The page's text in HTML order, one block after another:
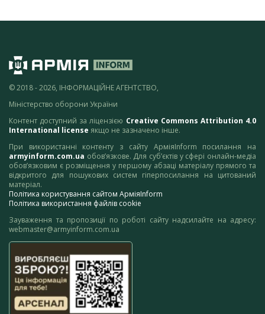
© 2018 - 2026, ІНФОРМАЦІЙНЕ АГЕНТСТВО,
Міністерство оборони України
Контент доступний за ліцензією Creative Commons Attribution 4.0
International license якщо не зазначено інше.
При використанні контенту з сайту АрміяInform посилання на
armyinform.com.ua обов’язкове. Для суб’єктів у сфері онлайн-медіа
обов’язковим є розміщення у першому абзаці матеріалу прямого та
відкритого для пошукових систем гіперпосилання на цитований
матеріал.
Політика користування сайтом АрміяInform
Політика використання файлів cookie
Зауваження та пропозиції по роботі сайту надсилайте на адресу:
webmaster@armyinform.com.ua